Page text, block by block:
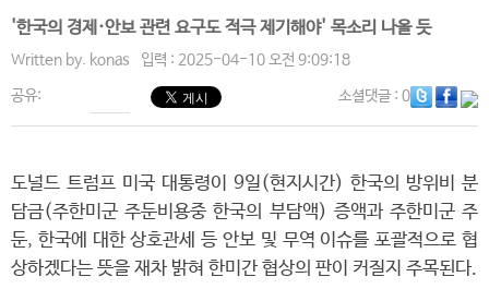
'한국의 경제·안보 관련 요구도 적극 제기해야' 목소리 나올 듯
Written by. konas 입력 : 2025-04-10 오전 9:09:18
공유: 소셜댓글: 0
도널드 트럼프 미국 대통령이 9일(현지시간) 한국의 방위비 분
담금(주한미군 주둔비용중 한국의 부담액) 증액과 주한미군 주
둔, 한국에 대한 상호관세 등 안보 및 무역 이슈를 포괄적으로 협
상하겠다는 뜻을 재차 밝혀 한미간 협상의 판이 커질지 주목된다.